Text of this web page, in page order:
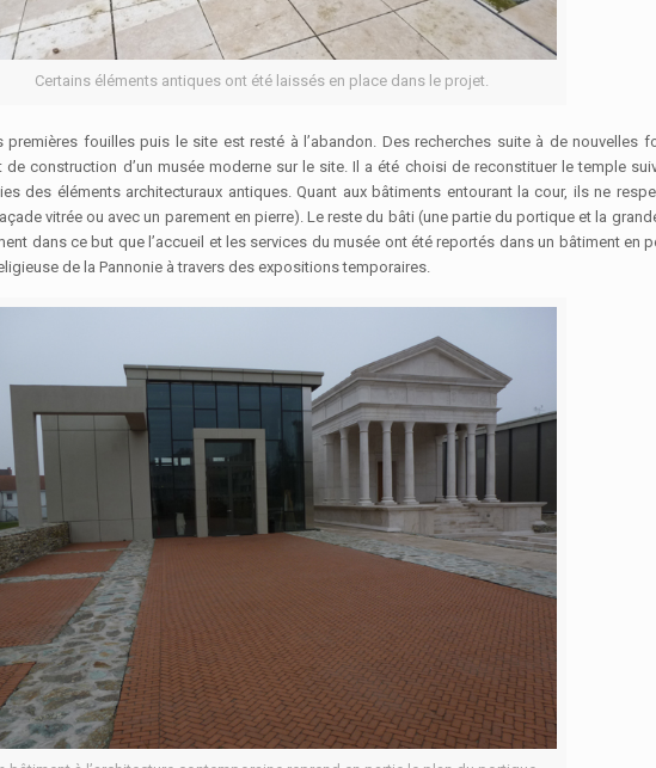
Certains éléments antiques ont été laissés en place dans le projet.
fouilles puis le site est resté à l’abandon. Des recherches suite à de nouvelles
construction d’un musée moderne sur le site. Il a été choisi de reconstituer le temple
des éléments architecturaux antiques. Quant aux bâtiments entourant la cour, ils ne
vitrée ou avec un parement en pierre). Le reste du bâti (une partie du portique et la
dans ce but que l’accueil et les services du musée ont été reportés dans un bâtiment en
de la Pannonie à travers des expositions temporaires.